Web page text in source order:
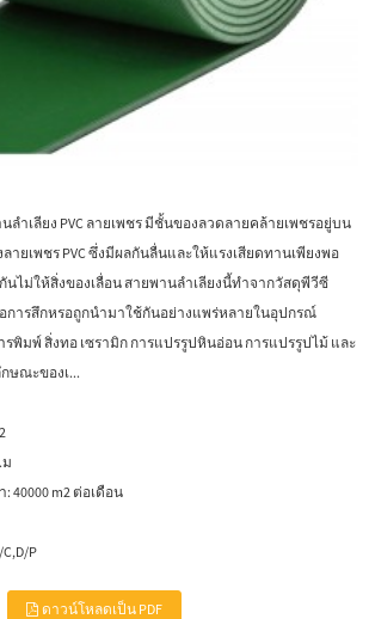
นลำเลียง PVC ลายเพชร มีชั้นของลวดลายคล้ายเพชรอยู่บน
ายเพชร PVC ซึ่งมีผลกันลื่นและให้แรงเสียดทานเพียงพอ
นไม่ให้สิ่งของเลื่อน สายพานลำเลียงนี้ทำจากวัสดุพีวีซี
การสึกหรอถูกนำมาใช้กันอย่างแพร่หลายในอุปกรณ์
รพิมพ์ สิ่งทอ เซรามิก การแปรรูปหินอ่อน การแปรรูปไม้ และ
ษณะของเ...
ม
: 40000 m2 ต่อเดือน
C,D/P
ดาวน์โหลดเป็น PDF